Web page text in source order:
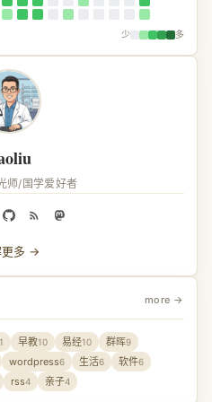
少 多
师/国学爱好者
更多 →
more →
早教10 易经10 群晖9
wordpress6 生活6 软件6
rss4 亲子4